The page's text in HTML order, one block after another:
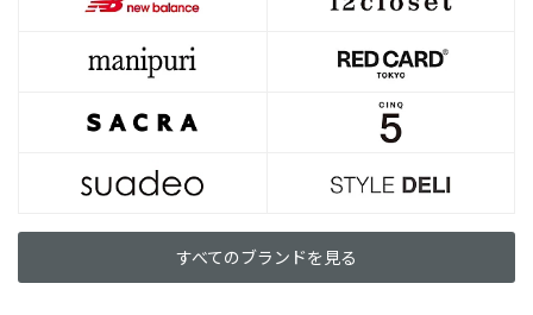
すべてのブランドを見る